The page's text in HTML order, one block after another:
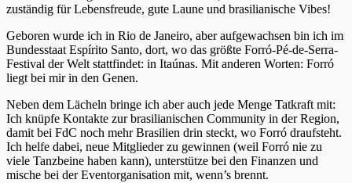
zuständig für Lebensfreude, gute Laune und brasilianische Vibes!
Geboren wurde ich in Rio de Janeiro, aber aufgewachsen bin ich im
Bundesstaat Espírito Santo, dort, wo das größte Forró-Pé-de-Serra-
Festival der Welt stattfindet: in Itaúnas. Mit anderen Worten: Forró
liegt bei mir in den Genen.
Neben dem Lächeln bringe ich aber auch jede Menge Tatkraft mit:
Ich knüpfe Kontakte zur brasilianischen Community in der Region,
damit bei FdC noch mehr Brasilien drin steckt, wo Forró draufsteht.
Ich helfe dabei, neue Mitglieder zu gewinnen (weil Forró nie zu
viele Tanzbeine haben kann), unterstütze bei den Finanzen und
mische bei der Eventorganisation mit, wenn’s brennt.